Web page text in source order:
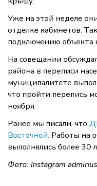
Уже на этой неделе
отделке кабинетов.
подключению объекта
На совещании
района в переписи
муниципалитете
что пройти перепись
ноября.
Ранее мы писали, что
Восточной. Работы на
выполнялись более 30
Фото: Instagram